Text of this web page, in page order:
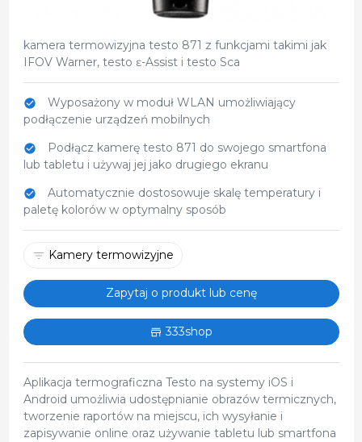
kamera termowizyjna testo 871 z funkcjami takimi jak
IFOV Warner, testo ɛ-Assist i testo Sca
Wyposażony w moduł WLAN umożliwiający
podłączenie urządzeń mobilnych
Podłącz kamerę testo 871 do swojego smartfona
lub tabletu i używaj jej jako drugiego ekranu
Automatycznie dostosowuje skalę temperatury i
paletę kolorów w optymalny sposób
Kamery termowizyjne
Zapytaj o produkt lub cenę
333shop
Aplikacja termograficzna Testo na systemy iOS i
Android umożliwia udostępnianie obrazów termicznych,
tworzenie raportów na miejscu, ich wysyłanie i
zapisywanie online oraz używanie tabletu lub smartfona